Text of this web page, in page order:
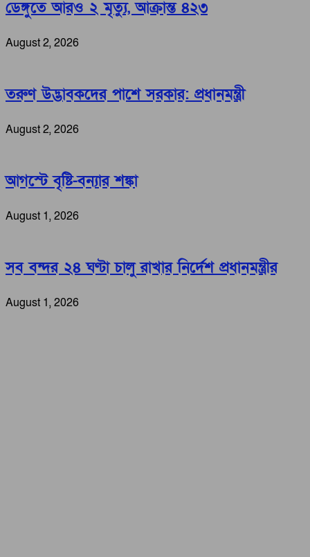
ডেঙ্গুতে আরও ২ মৃত্যু, আক্রান্ত ৪২৩
August 2, 2026
তরুণ উদ্ভাবকদের পাশে সরকার: প্রধানমন্ত্রী
August 2, 2026
আগস্টে বৃষ্টি-বন্যার শঙ্কা
August 1, 2026
সব বন্দর ২৪ ঘণ্টা চালু রাখার নির্দেশ প্রধানমন্ত্রীর
August 1, 2026